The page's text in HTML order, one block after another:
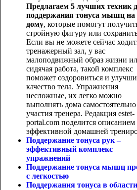
Предлагаем 5 лучших техник
поддержания тонуса мышц на
дому, которые помогут
стройную фигуру или
Если вы не можете сейчас
тренажерный зал, у вас
малоподвижный образ жизни
сидячая работа, такой комплекс
поможет оздоровиться и
качество тела. Упражнения
несложные, их легко можно
выполнять дома самостоятельно
участия тренера. Редакция estet-
portal.com поделится описанием
эффективной домашней
Поддержание тонуса рук –
эффективный комплекс
упражнений
Поддержание тонуса мышц
с легкостью
Поддержания тонуса в области